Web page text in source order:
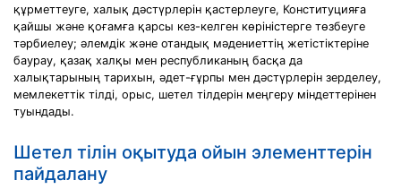
құрметтеуге, халық дәстүрлерін қастерлеуге, Конституцияға
қайшы және қоғамға қарсы кез-келген көріністерге төзбеуге
тәрбиелеу; әлемдік және отандық мәдениеттің жетістіктеріне
баурау, қазақ халқы мен республиканың басқа да
халықтарының тарихын, әдет-ғұрпы мен дәстүрлерін зерделеу,
мемлекеттік тілді, орыс, шетел тілдерін меңгеру міндеттерінен
туындады.
Шетел тілін оқытуда ойын элементтерін
пайдалану